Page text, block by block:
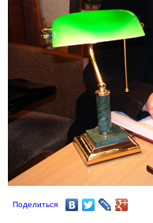
Поделиться